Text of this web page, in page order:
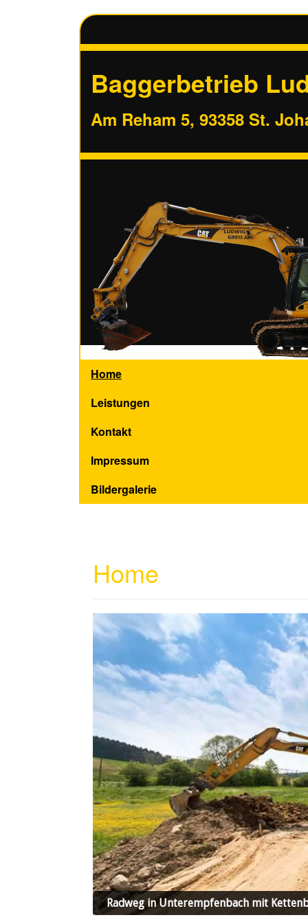
Baggerbetrieb
Am Reham 5, 93358 St.
Home
Leistungen
Kontakt
Impressum
Bildergalerie
Home
Radweg in Unterempfenbach mit